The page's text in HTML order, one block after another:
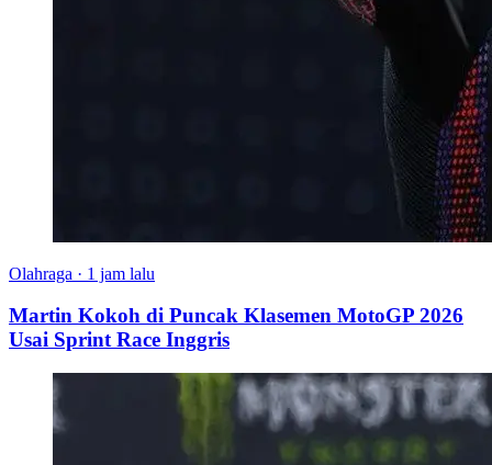
Olahraga · 1 jam lalu
Martin Kokoh di Puncak Klasemen MotoGP 2026
Usai Sprint Race Inggris